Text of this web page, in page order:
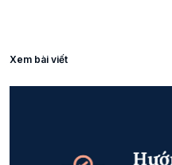
Xem bài viết